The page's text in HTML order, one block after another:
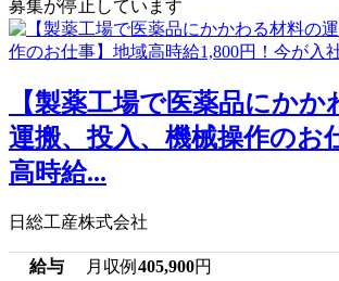
募集が停止しています
【製薬工場で医薬品にかか
運搬、投入、機械操作のお
高時給...
日総工産株式会社
給与 月収例 405,900円